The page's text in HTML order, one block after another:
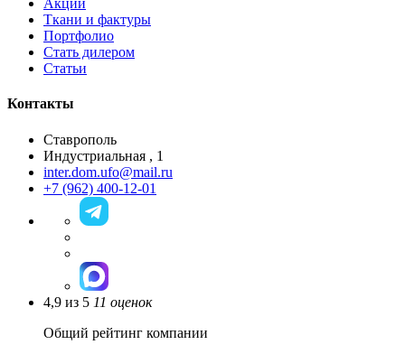
Акции
Ткани и фактуры
Портфолио
Стать дилером
Статьи
Контакты
Ставрополь
Индустриальная , 1
inter.dom.ufo@mail.ru
+7 (962) 400-12-01
4,9 из 5 11 оценок
Общий рейтинг компании